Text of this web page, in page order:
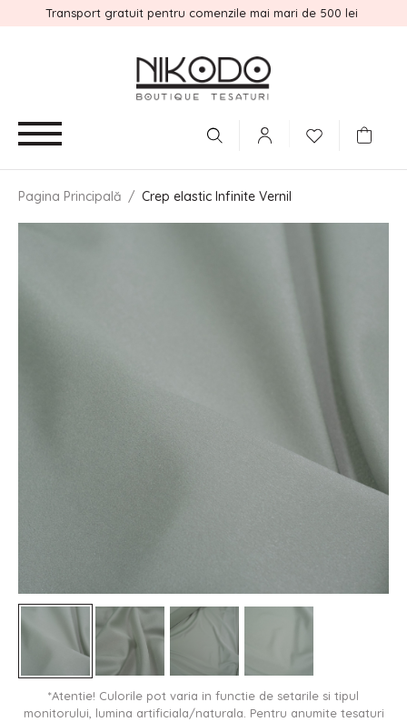
Transport gratuit pentru comenzile mai mari de 500 lei
Pagina Principală / Crep elastic Infinite Vernil
*Atentie! Culorile pot varia in functie de setarile si tipul
monitorului, lumina artificiala/naturala. Pentru anumite tesaturi